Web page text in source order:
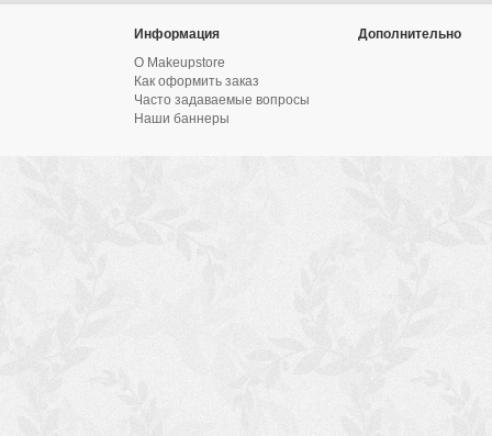
Информация
О Makeupstore
Как оформить заказ
Часто задаваемые вопросы
Наши баннеры
Дополнительно